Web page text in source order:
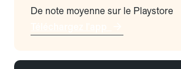
De note moyenne sur le Playstore